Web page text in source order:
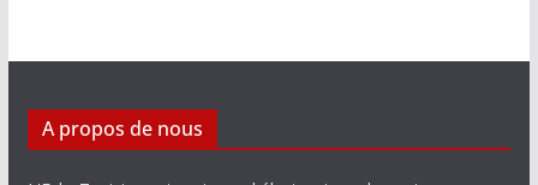
A propos de nous